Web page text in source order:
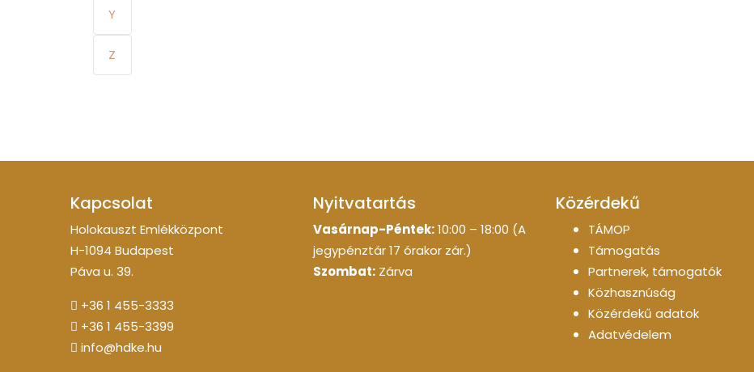
Y
Z
Kapcsolat
Holokauszt Emlékközpont
H-1094 Budapest
Páva u. 39.
+36 1 455-3333
+36 1 455-3399
info@hdke.hu
Nyitvatartás
Vasárnap-Péntek:10:00 – 18:00 (A
jegypénztár 17 órakor zár.)
Szombat: Zárva
Közérdekű
TÁMOP
Támogatás
Partnerek, támogatók
Közhasznúság
Közérdekű adatok
Adatvédelem